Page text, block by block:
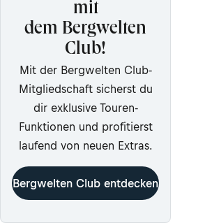
mit
dem Bergwelten
Club!
Mit der Bergwelten Club-
Mitgliedschaft sicherst du
dir exklusive Touren-
Funktionen und profitierst
laufend von neuen Extras.
Bergwelten Club entdecken